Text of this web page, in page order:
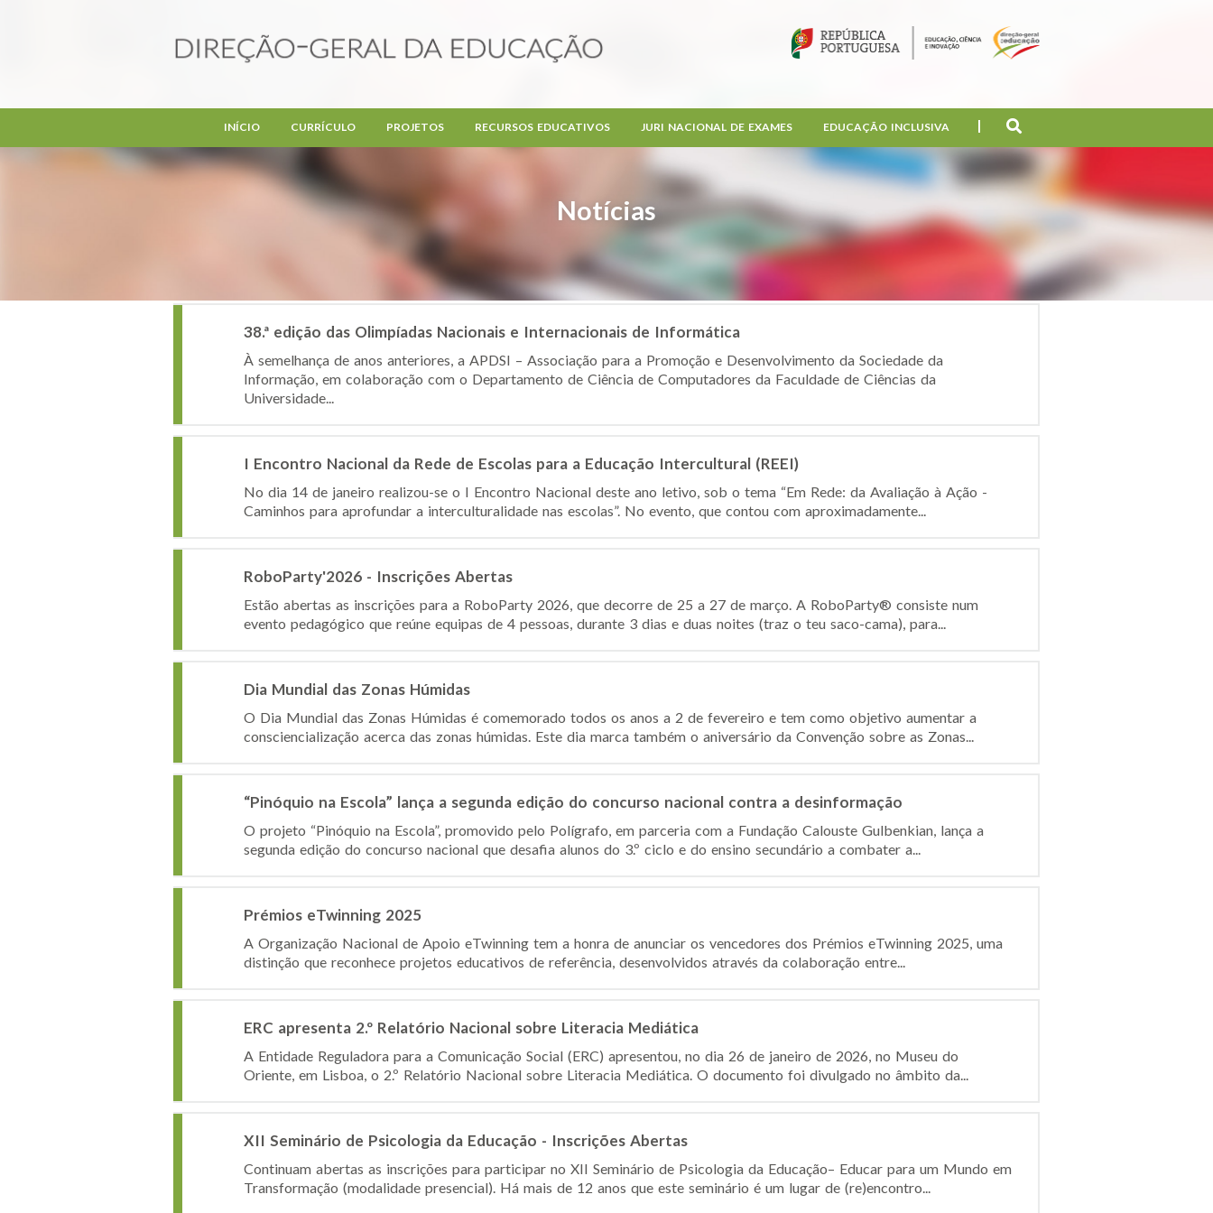
Notícias
INÍCIO CURRÍCULO PROJETOS RECURSOS EDUCATIVOS JURI NACIONAL DE EXAMES EDUCAÇÃO INCLUSIVA
38.ª edição das Olimpíadas Nacionais e Internacionais de Informática
À semelhança de anos anteriores, a APDSI – Associação para a Promoção e Desenvolvimento da Sociedade da
Informação, em colaboração com o Departamento de Ciência de Computadores da Faculdade de Ciências da
Universidade...
I Encontro Nacional da Rede de Escolas para a Educação Intercultural (REEI)
No dia 14 de janeiro realizou-se o I Encontro Nacional deste ano letivo, sob o tema “Em Rede: da Avaliação à Ação -
Caminhos para aprofundar a interculturalidade nas escolas”. No evento, que contou com aproximadamente...
RoboParty'2026 - Inscrições Abertas
Estão abertas as inscrições para a RoboParty 2026, que decorre de 25 a 27 de março. A RoboParty® consiste num
evento pedagógico que reúne equipas de 4 pessoas, durante 3 dias e duas noites (traz o teu saco-cama), para...
Dia Mundial das Zonas Húmidas
O Dia Mundial das Zonas Húmidas é comemorado todos os anos a 2 de fevereiro e tem como objetivo aumentar a
consciencialização acerca das zonas húmidas. Este dia marca também o aniversário da Convenção sobre as Zonas...
“Pinóquio na Escola” lança a segunda edição do concurso nacional contra a desinformação
O projeto “Pinóquio na Escola”, promovido pelo Polígrafo, em parceria com a Fundação Calouste Gulbenkian, lança a
segunda edição do concurso nacional que desafia alunos do 3.º ciclo e do ensino secundário a combater a...
Prémios eTwinning 2025
A Organização Nacional de Apoio eTwinning tem a honra de anunciar os vencedores dos Prémios eTwinning 2025, uma
distinção que reconhece projetos educativos de referência, desenvolvidos através da colaboração entre...
ERC apresenta 2.º Relatório Nacional sobre Literacia Mediática
A Entidade Reguladora para a Comunicação Social (ERC) apresentou, no dia 26 de janeiro de 2026, no Museu do
Oriente, em Lisboa, o 2.º Relatório Nacional sobre Literacia Mediática. O documento foi divulgado no âmbito da...
XII Seminário de Psicologia da Educação - Inscrições Abertas
Continuam abertas as inscrições para participar no XII Seminário de Psicologia da Educação– Educar para um Mundo em
Transformação (modalidade presencial). Há mais de 12 anos que este seminário é um lugar de (re)encontro...